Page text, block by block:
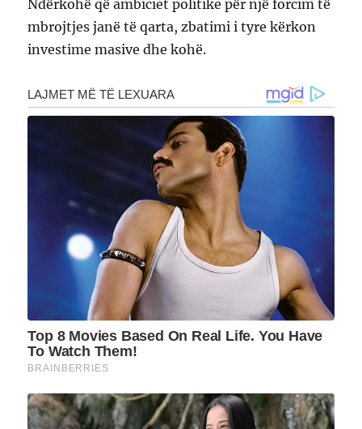
Ndërkohë që ambiciet politike për një forcim të
mbrojtjes janë të qarta, zbatimi i tyre kërkon
investime masive dhe kohë.